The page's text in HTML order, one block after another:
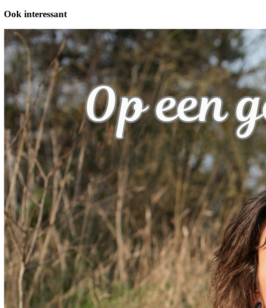
Ook interessant